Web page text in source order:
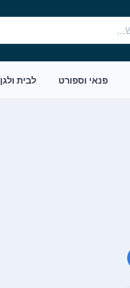
פנאי וספורט לבית ולגן